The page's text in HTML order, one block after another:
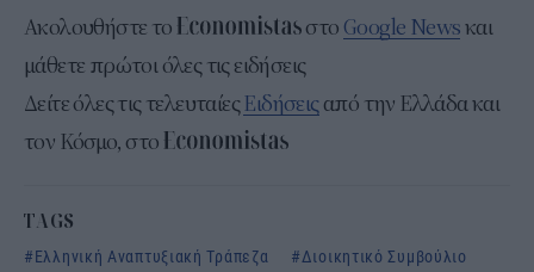
Ακολουθήστε το στο Google Newsκαι
μάθετε πρώτοι όλες τις ειδήσεις
Δείτε όλες τις τελευταίεςΕιδήσειςαπό την Ελλάδα και
τον Κόσμο, στο
TAGS
Ελληνική Αναπτυξιακή Τράπεζα
Διοικητικό Συμβούλιο